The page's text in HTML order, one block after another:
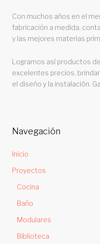
Con muchos años en el
fabricación a medida,
y las mejores materias
Logramos así productos
excelentes precios,
el diseño y la instalación.
Navegación
Inicio
Proyectos
Cocina
Baño
Modulares
Biblioteca